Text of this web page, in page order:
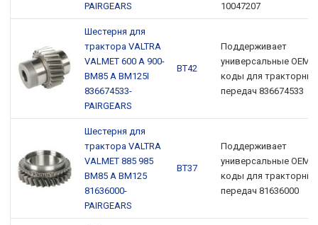
PAIRGEARS
10047207
Шестерня для
трактора VALTRA
VALMET 600 A 900-
BM85 A BM125I
836674533-
PAIRGEARS
ВТ42
Поддерживает
универсальные OEM-
коды для тракторных
передач 836674533
Шестерня для
трактора VALTRA
VALMET 885 985
BM85 A BM125
81636000-
PAIRGEARS
ВТ37
Поддерживает
универсальные OEM-
коды для тракторных
передач 81636000